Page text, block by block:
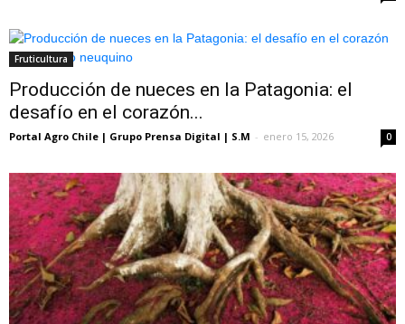
Fruticultura
Producción de nueces en la Patagonia: el
desafío en el corazón...
Portal Agro Chile | Grupo Prensa Digital | S.M - enero 15, 2026 0